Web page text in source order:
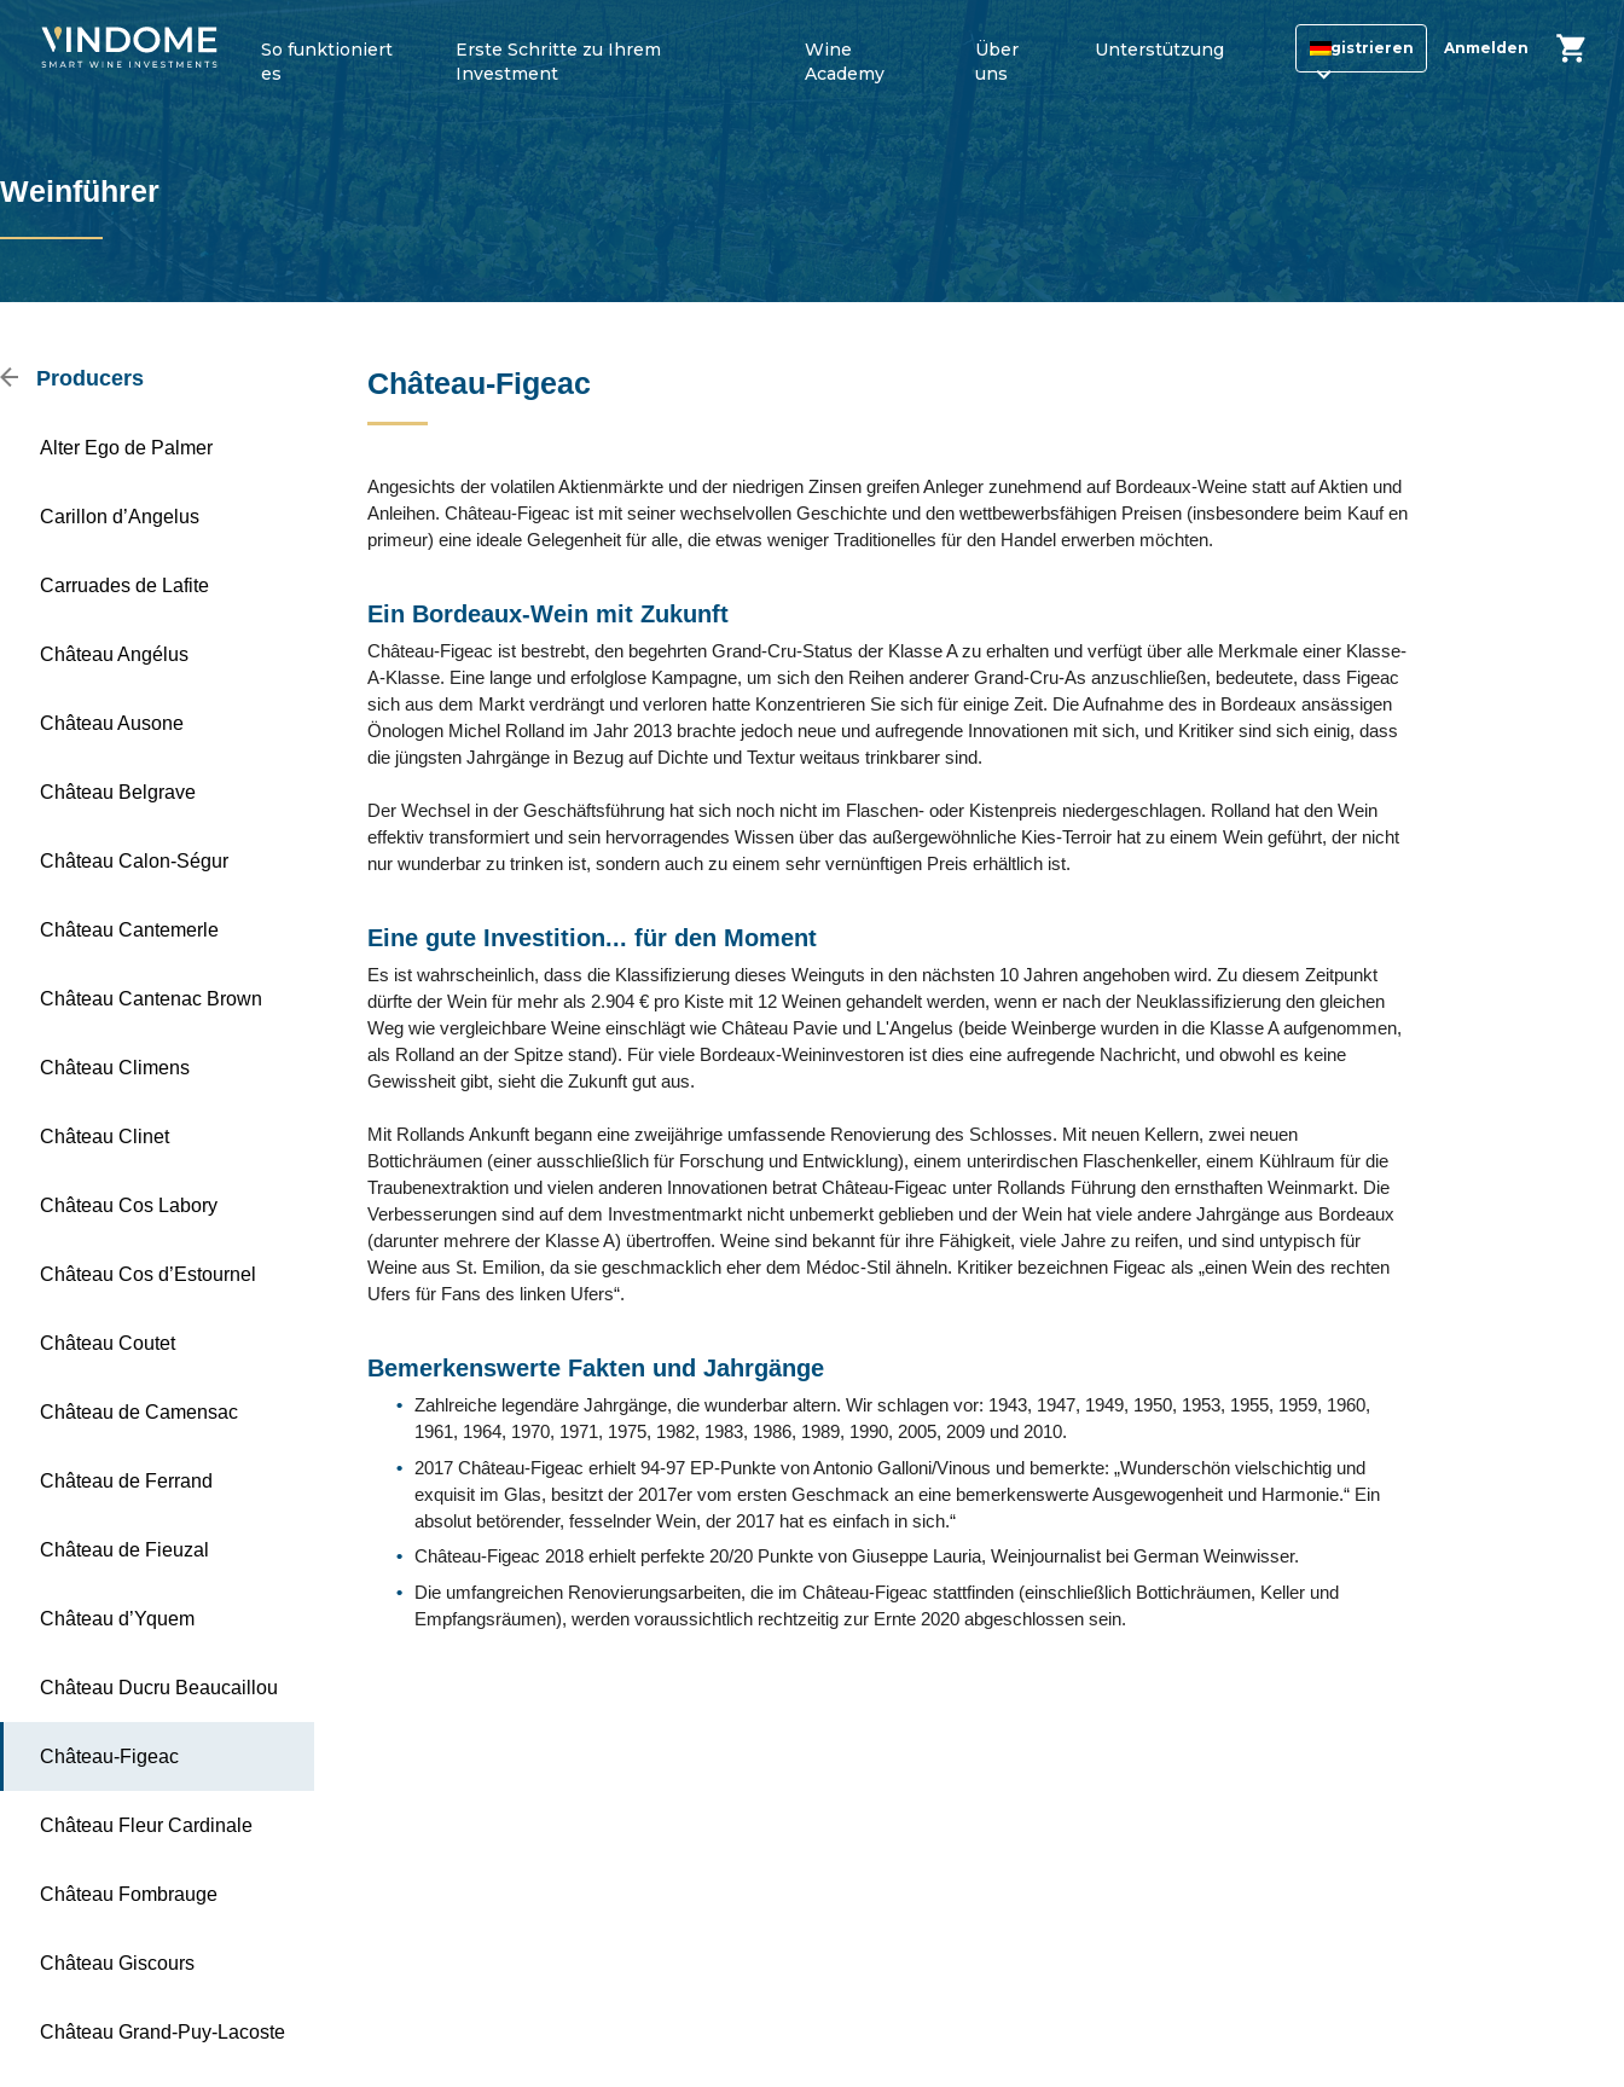
So funktioniert
es
Erste Schritte zu Ihrem
Investment
Wine
Academy
Über
uns
Unterstützung Registrieren Anmelden
Weinführer
Producers
Alter Ego de Palmer
Carillon d’Angelus
Carruades de Lafite
Château Angélus
Château Ausone
Château Belgrave
Château Calon-Ségur
Château Cantemerle
Château Cantenac Brown
Château Climens
Château Clinet
Château Cos Labory
Château Cos d’Estournel
Château Coutet
Château de Camensac
Château de Ferrand
Château de Fieuzal
Château d’Yquem
Château Ducru Beaucaillou
Château-Figeac
Château Fleur Cardinale
Château Fombrauge
Château Giscours
Château Grand-Puy-Lacoste
Château-Figeac
Angesichts der volatilen Aktienmärkte und der niedrigen Zinsen greifen Anleger zunehmend auf Bordeaux-Weine statt auf Aktien und
Anleihen. Château-Figeac ist mit seiner wechselvollen Geschichte und den wettbewerbsfähigen Preisen (insbesondere beim Kauf en
primeur) eine ideale Gelegenheit für alle, die etwas weniger Traditionelles für den Handel erwerben möchten.
Ein Bordeaux-Wein mit Zukunft
Château-Figeac ist bestrebt, den begehrten Grand-Cru-Status der Klasse A zu erhalten und verfügt über alle Merkmale einer Klasse-
A-Klasse. Eine lange und erfolglose Kampagne, um sich den Reihen anderer Grand-Cru-As anzuschließen, bedeutete, dass Figeac
sich aus dem Markt verdrängt und verloren hatte Konzentrieren Sie sich für einige Zeit. Die Aufnahme des in Bordeaux ansässigen
Önologen Michel Rolland im Jahr 2013 brachte jedoch neue und aufregende Innovationen mit sich, und Kritiker sind sich einig, dass
die jüngsten Jahrgänge in Bezug auf Dichte und Textur weitaus trinkbarer sind.
Der Wechsel in der Geschäftsführung hat sich noch nicht im Flaschen- oder Kistenpreis niedergeschlagen. Rolland hat den Wein
effektiv transformiert und sein hervorragendes Wissen über das außergewöhnliche Kies-Terroir hat zu einem Wein geführt, der nicht
nur wunderbar zu trinken ist, sondern auch zu einem sehr vernünftigen Preis erhältlich ist.
Eine gute Investition... für den Moment
Es ist wahrscheinlich, dass die Klassifizierung dieses Weinguts in den nächsten 10 Jahren angehoben wird. Zu diesem Zeitpunkt
dürfte der Wein für mehr als 2.904 € pro Kiste mit 12 Weinen gehandelt werden, wenn er nach der Neuklassifizierung den gleichen
Weg wie vergleichbare Weine einschlägt wie Château Pavie und L'Angelus (beide Weinberge wurden in die Klasse A aufgenommen,
als Rolland an der Spitze stand). Für viele Bordeaux-Weininvestoren ist dies eine aufregende Nachricht, und obwohl es keine
Gewissheit gibt, sieht die Zukunft gut aus.
Mit Rollands Ankunft begann eine zweijährige umfassende Renovierung des Schlosses. Mit neuen Kellern, zwei neuen
Bottichräumen (einer ausschließlich für Forschung und Entwicklung), einem unterirdischen Flaschenkeller, einem Kühlraum für die
Traubenextraktion und vielen anderen Innovationen betrat Château-Figeac unter Rollands Führung den ernsthaften Weinmarkt. Die
Verbesserungen sind auf dem Investmentmarkt nicht unbemerkt geblieben und der Wein hat viele andere Jahrgänge aus Bordeaux
(darunter mehrere der Klasse A) übertroffen. Weine sind bekannt für ihre Fähigkeit, viele Jahre zu reifen, und sind untypisch für
Weine aus St. Emilion, da sie geschmacklich eher dem Médoc-Stil ähneln. Kritiker bezeichnen Figeac als „einen Wein des rechten
Ufers für Fans des linken Ufers“.
Bemerkenswerte Fakten und Jahrgänge
Zahlreiche legendäre Jahrgänge, die wunderbar altern. Wir schlagen vor: 1943, 1947, 1949, 1950, 1953, 1955, 1959, 1960,
1961, 1964, 1970, 1971, 1975, 1982, 1983, 1986, 1989, 1990, 2005, 2009 und 2010.
2017 Château-Figeac erhielt 94-97 EP-Punkte von Antonio Galloni/Vinous und bemerkte: „Wunderschön vielschichtig und
exquisit im Glas, besitzt der 2017er vom ersten Geschmack an eine bemerkenswerte Ausgewogenheit und Harmonie.“ Ein
absolut betörender, fesselnder Wein, der 2017 hat es einfach in sich.“
Château-Figeac 2018 erhielt perfekte 20/20 Punkte von Giuseppe Lauria, Weinjournalist bei German Weinwisser.
Die umfangreichen Renovierungsarbeiten, die im Château-Figeac stattfinden (einschließlich Bottichräumen, Keller und
Empfangsräumen), werden voraussichtlich rechtzeitig zur Ernte 2020 abgeschlossen sein.